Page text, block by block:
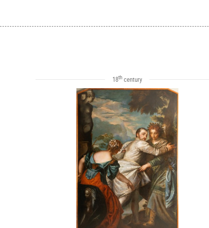
18th century